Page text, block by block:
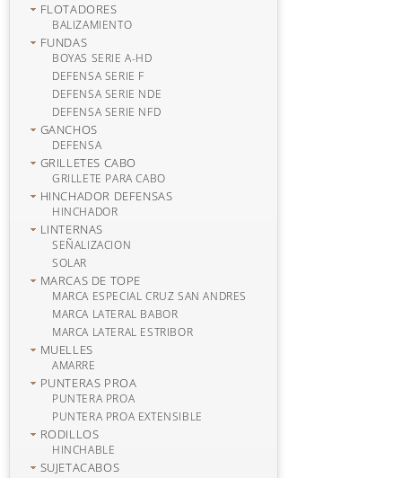
FLOTADORES
BALIZAMIENTO
FUNDAS
BOYAS SERIE A-HD
DEFENSA SERIE F
DEFENSA SERIE NDE
DEFENSA SERIE NFD
GANCHOS
DEFENSA
GRILLETES CABO
GRILLETE PARA CABO
HINCHADOR DEFENSAS
HINCHADOR
LINTERNAS
SEÑALIZACION
SOLAR
MARCAS DE TOPE
MARCA ESPECIAL CRUZ SAN ANDRES
MARCA LATERAL BABOR
MARCA LATERAL ESTRIBOR
MUELLES
AMARRE
PUNTERAS PROA
PUNTERA PROA
PUNTERA PROA EXTENSIBLE
RODILLOS
HINCHABLE
SUJETACABOS